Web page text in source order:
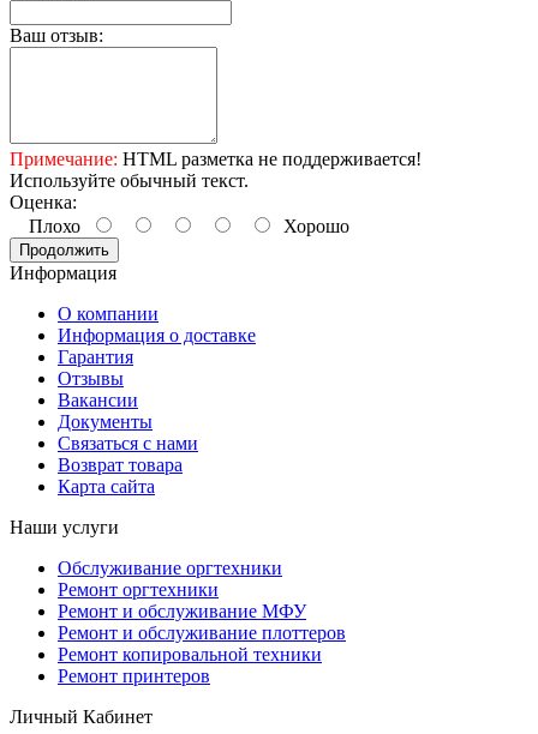
Ваш отзыв:
Примечание: HTML разметка не поддерживается!
Используйте обычный текст.
Оценка:
Плохо
Хорошо
Продолжить
Информация
О компании
Информация о доставке
Гарантия
Отзывы
Вакансии
Документы
Связаться с нами
Возврат товара
Карта сайта
Наши услуги
Обслуживание оргтехники
Ремонт оргтехники
Ремонт и обслуживание МФУ
Ремонт и обслуживание плоттеров
Ремонт копировальной техники
Ремонт принтеров
Личный Кабинет